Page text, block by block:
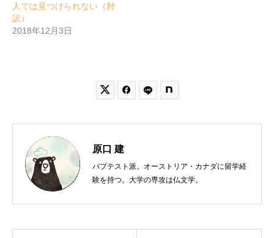
人では見つけられない（対
訳）
2018年12月3日
 
原口 建
バプテスト派。オーストリア・カナダに留学経
験を持つ。大学の専攻は仏文学。